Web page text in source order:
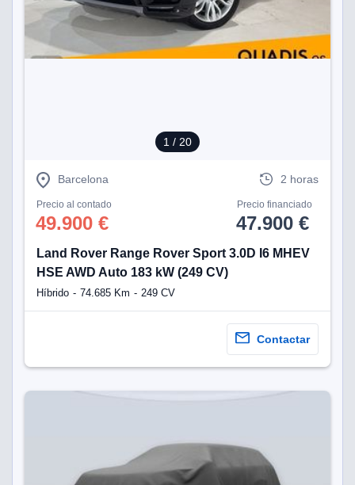
1 / 20
Barcelona 2 horas
Precio al contado
49.900 €
Precio financiado
47.900 €
Land Rover Range Rover Sport 3.0D I6 MHEV
HSE AWD Auto 183 kW (249 CV)
Híbrido 74.685 Km 249 CV
Contactar